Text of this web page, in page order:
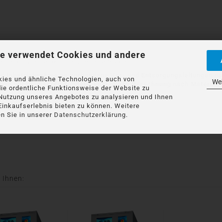
verwendet Cookies und andere
und ähnliche Technologien, auch von
ordentliche Funktionsweise der Website zu
unseres Angebotes zu analysieren und Ihnen
bieten zu können. Weitere
Sie in unserer Datenschutzerklärung.
die Versandkosten vorher anfragen!)
Inbetriebnahme an vorhandene Ver- und Entsorgungsleitungen
durch unseren Kundendienst gegen Berechnung nach
wir beraten Sie gerne:
Ihnen: